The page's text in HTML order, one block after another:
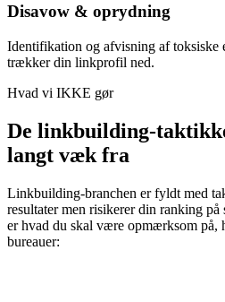
Disavow & oprydning
Identifikation og afvisning af toksiske
trækker din linkprofil ned.
Hvad vi IKKE gør
De linkbuilding-
langt væk fra
Linkbuilding-branchen er fyldt med
resultater men risikerer din ranking
er hvad du skal være opmærksom på,
bureauer: